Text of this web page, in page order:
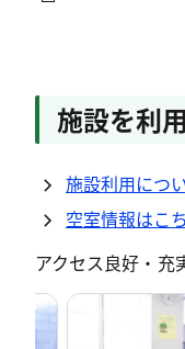
施設を利
施設利用につ
空室情報はこ
アクセス良好・充